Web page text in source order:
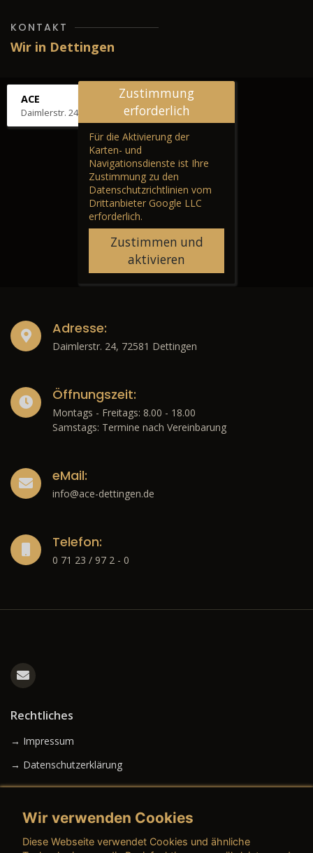
KONTAKT
Wir in Dettingen
ACE
Daimlerstr. 24, 72581 Dettingen
Zustimmung
erforderlich
Für die Aktivierung der
Karten- und
Navigationsdienste ist Ihre
Zustimmung zu den
Datenschutzrichtlinien vom
Drittanbieter Google LLC
erforderlich.
Zustimmen und
aktivieren
Adresse:
Daimlerstr. 24, 72581 Dettingen
Öffnungszeit:
Montags - Freitags: 8.00 - 18.00
Samstags: Termine nach Vereinbarung
eMail:
info@ace-dettingen.de
Telefon:
0 71 23 / 97 2 - 0
Rechtliches
→ Impressum
→ Datenschutzerklärung
Wir verwenden Cookies
Diese Webseite verwendet Cookies und ähnliche